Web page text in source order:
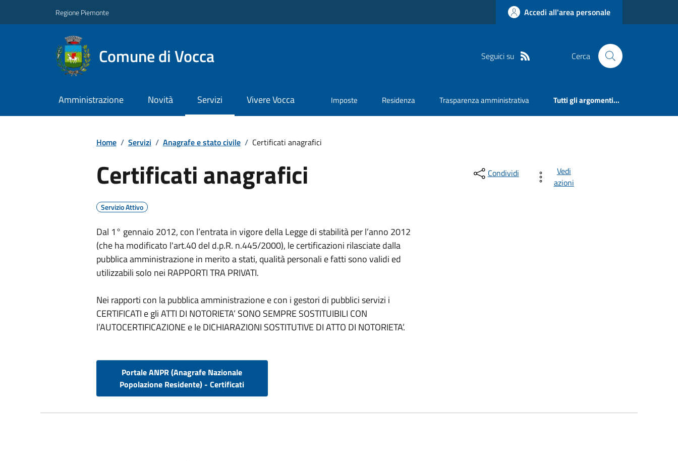
Regione Piemonte Accedi all'area personale
Comune di Vocca Seguici su Cerca
Amministrazione Novità Servizi Vivere Vocca Imposte Residenza Trasparenza amministrativa Tutti gli argomenti...
Home / Servizi / Anagrafe e stato civile / Certificati anagrafici
Certificati anagrafici
Servizio Attivo
Dal 1° gennaio 2012, con l’entrata in vigore della Legge di stabilità per l’anno 2012
(che ha modificato l'art.40 del d.p.R. n.445/2000), le certificazioni rilasciate dalla
pubblica amministrazione in merito a stati, qualità personali e fatti sono validi ed
utilizzabili solo nei RAPPORTI TRA PRIVATI.
Nei rapporti con la pubblica amministrazione e con i gestori di pubblici servizi i
CERTIFICATI e gli ATTI DI NOTORIETA’ SONO SEMPRE SOSTITUIBILI CON
l’AUTOCERTIFICAZIONE e le DICHIARAZIONI SOSTITUTIVE DI ATTO DI NOTORIETA’.
Portale ANPR (Anagrafe Nazionale
Popolazione Residente) - Certificati
Condividi
Vedi
azioni